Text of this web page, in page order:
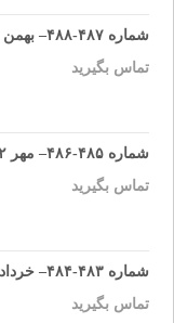
شماره ۴۸۷-۴۸۸– بهمن ۱۴۰۲
تماس بگیرید
شماره ۴۸۵-۴۸۶– مهر ۱۴۰۲
تماس بگیرید
شماره ۴۸۳-۴۸۴– خرداد ۱۴۰۲
تماس بگیرید